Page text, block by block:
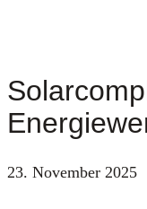
23. November 2025